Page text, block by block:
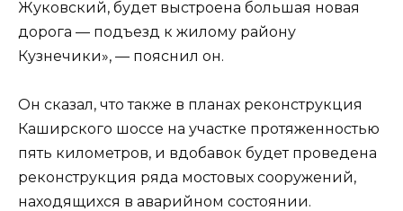
Жуковский, будет выстроена большая новая
дорога — подъезд к жилому району
Кузнечики», — пояснил он.
Он сказал, что также в планах реконструкция
Каширского шоссе на участке протяженностью
пять километров, и вдобавок будет проведена
реконструкция ряда мостовых сооружений,
находящихся в аварийном состоянии.